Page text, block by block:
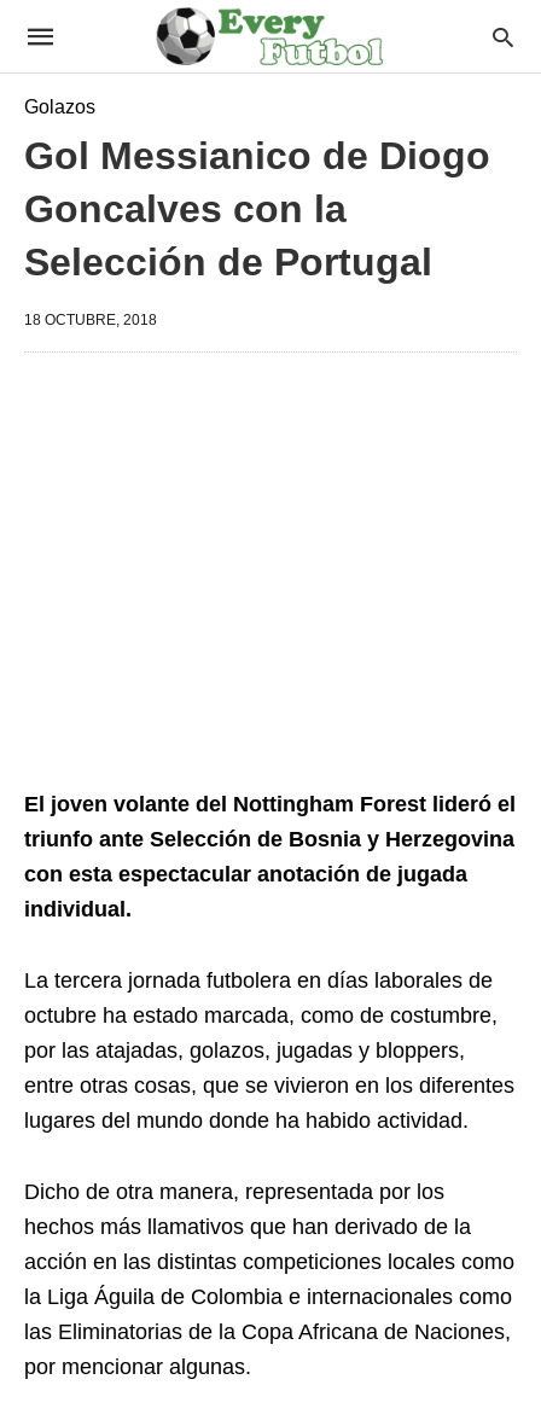
Golazos
Gol Messianico de Diogo
Goncalves con la
Selección de Portugal
18 OCTUBRE, 2018
El joven volante del Nottingham Forest lideró el
triunfo ante Selección de Bosnia y Herzegovina
con esta espectacular anotación de jugada
individual.
La tercera jornada futbolera en días laborales de
octubre ha estado marcada, como de costumbre,
por las atajadas, golazos, jugadas y bloppers,
entre otras cosas, que se vivieron en los diferentes
lugares del mundo donde ha habido actividad.
Dicho de otra manera, representada por los
hechos más llamativos que han derivado de la
acción en las distintas competiciones locales como
la Liga Águila de Colombia e internacionales como
las Eliminatorias de la Copa Africana de Naciones,
por mencionar algunas.